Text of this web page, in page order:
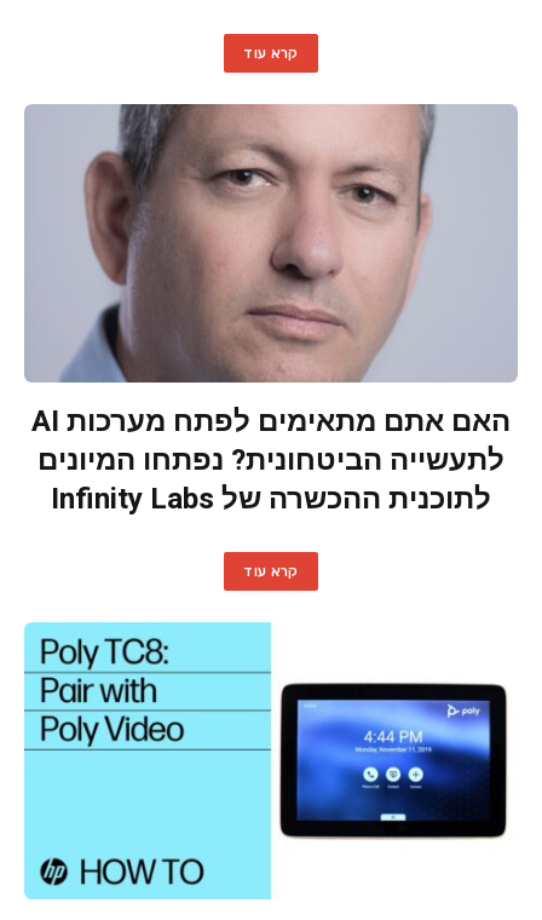
קרא עוד
האם אתם מתאימים לפתח מערכות AI
לתעשייה הביטחונית? נפתחו המיונים
לתוכנית ההכשרה של Infinity Labs
קרא עוד